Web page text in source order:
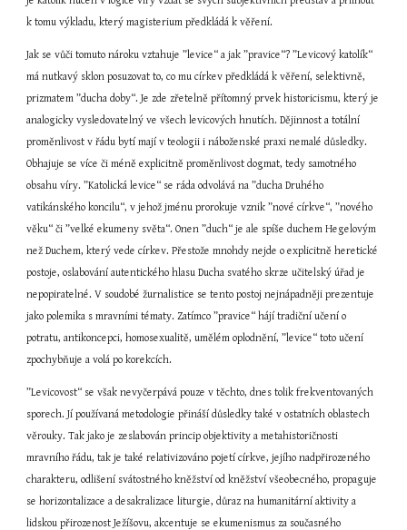
k tomu výkladu, který magisterium předkládá k věření.
Jak se vůči tomuto nároku vztahuje ”levice“ a jak ”pravice“? ”Levicový katolík“
má nutkavý sklon posuzovat to, co mu církev předkládá k věření, selektivně,
prizmatem ”ducha doby“. Je zde zřetelně přítomný prvek historicismu, který je
analogicky vysledovatelný ve všech levicových hnutích. Dějinnost a totální
proměnlivost v řádu bytí mají v teologii i náboženské praxi nemalé důsledky.
Obhajuje se více či méně explicitně proměnlivost dogmat, tedy samotného
obsahu víry. ”Katolická levice“ se ráda odvolává na ”ducha Druhého
vatikánského koncilu“, v jehož jménu prorokuje vznik ”nové církve“, ”nového
věku“ či ”velké ekumeny světa“. Onen ”duch“ je ale spíše duchem Hegelovým
než Duchem, který vede církev. Přestože mnohdy nejde o explicitně heretické
postoje, oslabování autentického hlasu Ducha svatého skrze učitelský úřad je
nepopiratelné. V soudobé žurnalistice se tento postoj nejnápadněji prezentuje
jako polemika s mravními tématy. Zatímco ”pravice“ hájí tradiční učení o
potratu, antikoncepci, homosexualitě, umělém oplodnění, ”levice“ toto učení
zpochybňuje a volá po korekcích.
”Levicovost“ se však nevyčerpává pouze v těchto, dnes tolik frekventovaných
sporech. Jí používaná metodologie přináší důsledky také v ostatních oblastech
věrouky. Tak jako je zeslabován princip objektivity a metahistoričnosti
mravního řádu, tak je také relativizováno pojetí církve, jejího nadpřirozeného
charakteru, odlišení svátostného kněžství od kněžství všeobecného, propaguje
se horizontalizace a desakralizace liturgie, důraz na humanitární aktivity a
lidskou přirozenost Ježíšovu, akcentuje se ekumenismus za současného